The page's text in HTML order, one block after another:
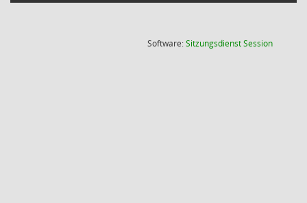
Software:SitzungsdienstSession(Wird in